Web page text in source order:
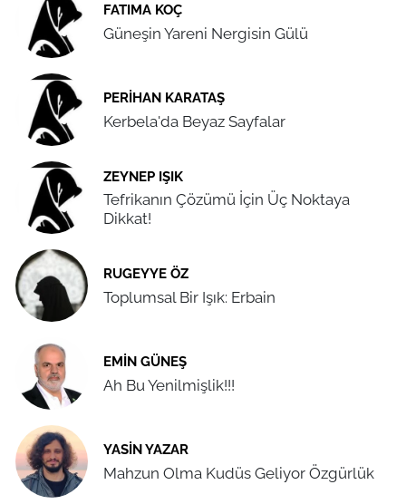
FATIMA KOÇ
Güneşin Yareni Nergisin Gülü
PERIHAN KARATAŞ
Kerbela'da Beyaz Sayfalar
ZEYNEP IŞIK
Tefrikanın Çözümü İçin Üç Noktaya
Dikkat!
RUGEYYE ÖZ
Toplumsal Bir Işık: Erbain
EMIN GÜNEŞ
Ah Bu Yenilmişlik!!!
YASIN YAZAR
Mahzun Olma Kudüs Geliyor Özgürlük